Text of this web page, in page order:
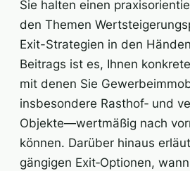
Sie halten einen
den Themen
Exit-Strategien in den
Beitrags ist es, Ihnen
mit denen Sie
insbesondere Rasthof‑ und
Objekte—wertmäßig nach
können. Darüber hinaus
gängigen Exit‑Optionen,